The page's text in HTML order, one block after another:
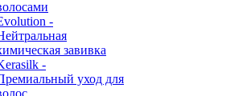
-
завивка
-
уход для